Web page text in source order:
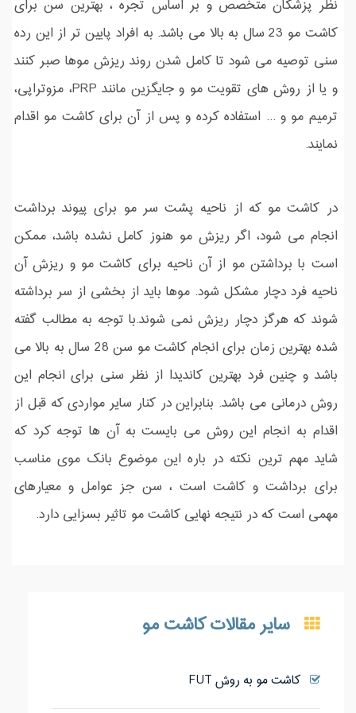
نظر پزشکان متخصص و بر اساس تجره ، بهترین سن برای
کاشت مو 23 سال به بالا می باشد. به افراد پایین تر از این رده
سنی توصیه می شود تا کامل شدن روند ریزش موها صبر کنند
و یا از روش های تقویت مو و جایگزین مانند PRP، مزوتراپی،
ترمیم مو و ... استفاده کرده و پس از آن برای کاشت مو اقدام
نمایند.
در کاشت مو که از ناحیه پشت سر مو برای پیوند برداشت
انجام می شود، اگر ریزش مو هنوز کامل نشده باشد، ممکن
است با برداشتن مو از آن ناحیه برای کاشت مو و ریزش آن
ناحیه فرد دچار مشکل شود. موها باید از بخشی از سر برداشته
شوند که هرگز دچار ریزش نمی شوند.با توجه به مطالب گفته
شده بهترین زمان برای انجام کاشت مو سن 28 سال به بالا می
باشد و چنین فرد بهترین کاندیدا از نظر سنی برای انجام این
روش درمانی می باشد. بنابراین در کنار سایر مواردی که قبل از
اقدام به انجام این روش می بایست به آن ها توجه کرد که
شاید مهم ترین نکته در باره این موضوع بانک موی مناسب
برای برداشت و کاشت است ، سن جز عوامل و معیارهای
مهمی است که در نتیجه نهایی کاشت مو تاثیر بسزایی دارد.
سایر مقالات کاشت مو
کاشت مو به روش FUT